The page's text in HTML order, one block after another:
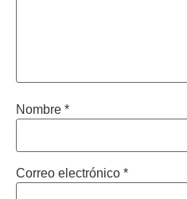
Nombre *
Correo electrónico *